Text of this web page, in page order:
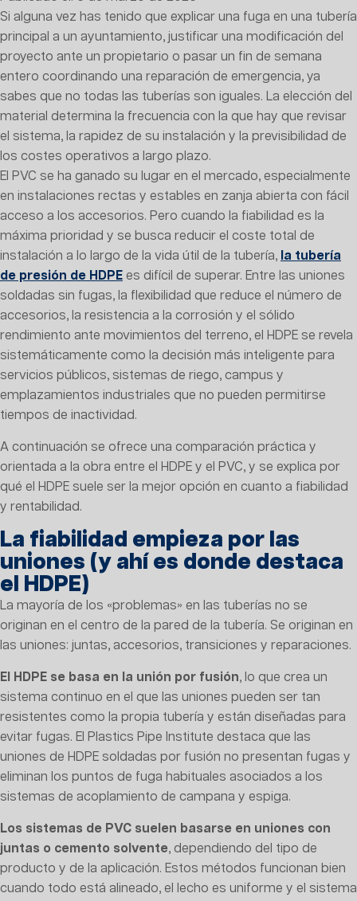
Si alguna vez has tenido que explicar una fuga en una tubería
principal a un ayuntamiento, justificar una modificación del
proyecto ante un propietario o pasar un fin de semana
entero coordinando una reparación de emergencia, ya
sabes que no todas las tuberías son iguales. La elección del
material determina la frecuencia con la que hay que revisar
el sistema, la rapidez de su instalación y la previsibilidad de
los costes operativos a largo plazo.
El PVC se ha ganado su lugar en el mercado, especialmente
en instalaciones rectas y estables en zanja abierta con fácil
acceso a los accesorios. Pero cuando la fiabilidad es la
máxima prioridad y se busca reducir el coste total de
instalación a lo largo de la vida útil de la tubería, la tubería
de presión de HDPE es difícil de superar. Entre las uniones
soldadas sin fugas, la flexibilidad que reduce el número de
accesorios, la resistencia a la corrosión y el sólido
rendimiento ante movimientos del terreno, el HDPE se revela
sistemáticamente como la decisión más inteligente para
servicios públicos, sistemas de riego, campus y
emplazamientos industriales que no pueden permitirse
tiempos de inactividad.
A continuación se ofrece una comparación práctica y
orientada a la obra entre el HDPE y el PVC, y se explica por
qué el HDPE suele ser la mejor opción en cuanto a fiabilidad
y rentabilidad.
La fiabilidad empieza por las
uniones (y ahí es donde destaca
el HDPE)
La mayoría de los «problemas» en las tuberías no se
originan en el centro de la pared de la tubería. Se originan en
las uniones: juntas, accesorios, transiciones y reparaciones.
El HDPE se basa en la unión por fusión, lo que crea un
sistema continuo en el que las uniones pueden ser tan
resistentes como la propia tubería y están diseñadas para
evitar fugas. El Plastics Pipe Institute destaca que las
uniones de HDPE soldadas por fusión no presentan fugas y
eliminan los puntos de fuga habituales asociados a los
sistemas de acoplamiento de campana y espiga.
Los sistemas de PVC suelen basarse en uniones con
juntas o cemento solvente, dependiendo del tipo de
producto y de la aplicación. Estos métodos funcionan bien
cuando todo está alineado, el lecho es uniforme y el sistema